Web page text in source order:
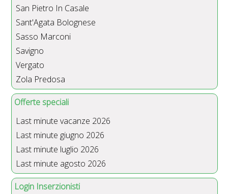
San Pietro In Casale
Sant'Agata Bolognese
Sasso Marconi
Savigno
Vergato
Zola Predosa
Offerte speciali
Last minute vacanze 2026
Last minute giugno 2026
Last minute luglio 2026
Last minute agosto 2026
Login Inserzionisti